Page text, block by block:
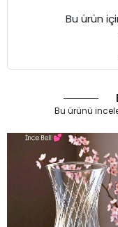
Bu ürün
Bu ürünü